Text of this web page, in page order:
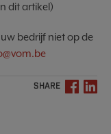
dit artikel)
bedrijf niet op de
SHARE